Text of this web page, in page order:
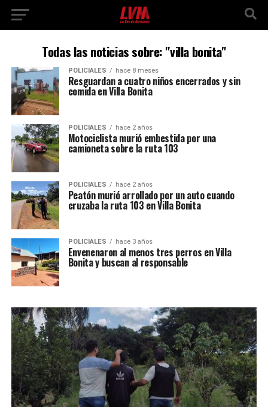
Todas las noticias sobre: "villa bonita"
POLICIALES hace 8 meses
Resguardan a cuatro niños encerrados y sin
comida en Villa Bonita
POLICIALES hace 2 años
Motociclista murió embestida por una
camioneta sobre la ruta 103
POLICIALES hace 2 años
Peatón murió arrollado por un auto cuando
cruzaba la ruta 103 en Villa Bonita
POLICIALES hace 3 años
Envenenaron al menos tres perros en Villa
Bonita y buscan al responsable